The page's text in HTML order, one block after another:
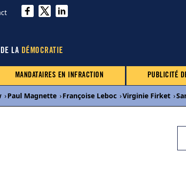
LA DÉMOCRATIE
MANDATAIRES EN INFRACTION PUBLICITÉ
›Paul Magnette ›Françoise Leboc ›Virginie Firket ›